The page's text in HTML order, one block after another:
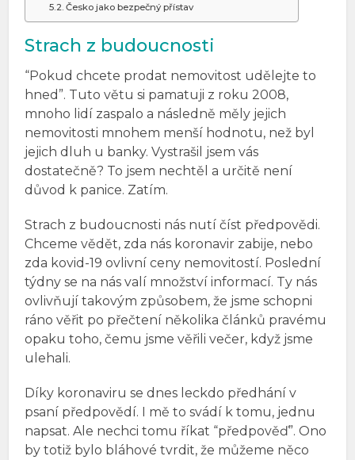
Česko jako bezpečný přístav
Strach z budoucnosti
“Pokud chcete prodat nemovitost udělejte to
hned”. Tuto větu si pamatuji z roku 2008,
mnoho lidí zaspalo a následně měly jejich
nemovitosti mnohem menší hodnotu, než byl
jejich dluh u banky. Vystrašil jsem vás
dostatečně? To jsem nechtěl a určitě není
důvod k panice. Zatím.
Strach z budoucnosti nás nutí číst předpovědi.
Chceme vědět, zda nás koronavir zabije, nebo
zda kovid-19 ovlivní ceny nemovitostí. Poslední
týdny se na nás valí množství informací. Ty nás
ovlivňují takovým způsobem, že jsme schopni
ráno věřit po přečtení několika článků pravému
opaku toho, čemu jsme věřili večer, když jsme
ulehali.
Díky koronaviru se dnes leckdo předhání v
psaní předpovědí. I mě to svádí k tomu, jednu
napsat. Ale nechci tomu říkat “předpověď”. Ono
by totiž bylo bláhové tvrdit, že můžeme něco